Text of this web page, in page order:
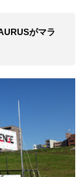
がマラ